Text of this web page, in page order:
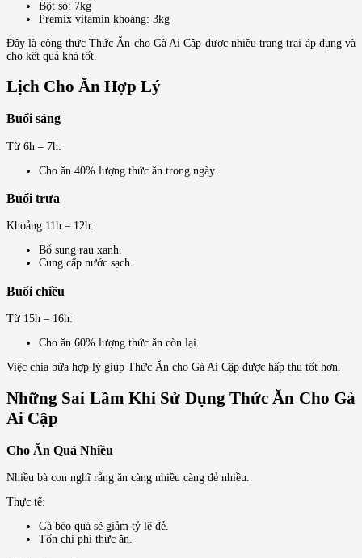
Bột sò: 7kg
Premix vitamin khoáng: 3kg
Đây là công thức Thức Ăn cho Gà Ai Cập được nhiều trang trại áp dụng và
cho kết quả khá tốt.
Lịch Cho Ăn Hợp Lý
Buổi sáng
Từ 6h – 7h:
Cho ăn 40% lượng thức ăn trong ngày.
Buổi trưa
Khoảng 11h – 12h:
Bổ sung rau xanh.
Cung cấp nước sạch.
Buổi chiều
Từ 15h – 16h:
Cho ăn 60% lượng thức ăn còn lại.
Việc chia bữa hợp lý giúp Thức Ăn cho Gà Ai Cập được hấp thu tốt hơn.
Những Sai Lầm Khi Sử Dụng Thức Ăn Cho Gà
Ai Cập
Cho Ăn Quá Nhiều
Nhiều bà con nghĩ rằng ăn càng nhiều càng đẻ nhiều.
Thực tế:
Gà béo quá sẽ giảm tỷ lệ đẻ.
Tốn chi phí thức ăn.